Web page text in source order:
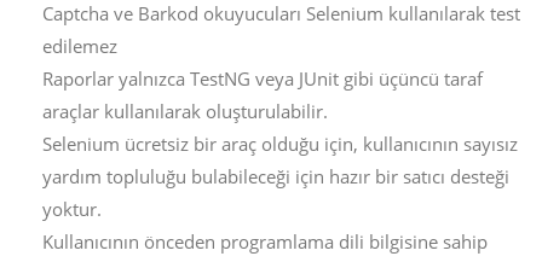
Captcha ve Barkod okuyucuları Selenium kullanılarak test
edilemez
Raporlar yalnızca TestNG veya JUnit gibi üçüncü taraf
araçlar kullanılarak oluşturulabilir.
Selenium ücretsiz bir araç olduğu için, kullanıcının sayısız
yardım topluluğu bulabileceği için hazır bir satıcı desteği
yoktur.
Kullanıcının önceden programlama dili bilgisine sahip